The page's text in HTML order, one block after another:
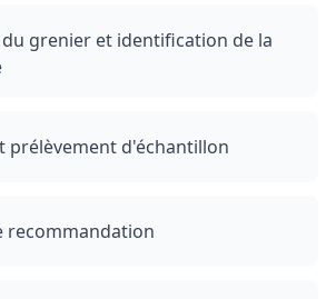
grenier et identification de la
prélèvement d'échantillon
recommandation